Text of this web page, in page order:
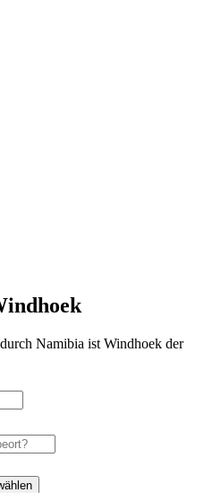
Namibia ist Windhoek der